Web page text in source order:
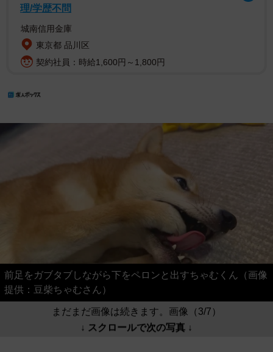
理/学歴不問
城南信用金庫
東京都 品川区
契約社員：時給1,600円～1,800円
前足をガブタブしながら下をペロンと出すちゃむくん（画像
提供：豆柴ちゃむさん）
まだまだ画像は続きます。画像（3/7）
↓ スクロールで次の写真 ↓